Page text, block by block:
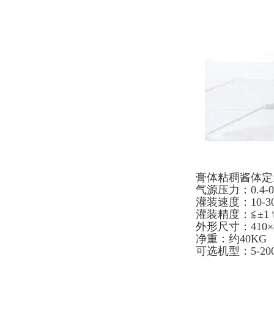
膏体粘稠酱体
气源压力：0.4-
灌装速度：10-
灌装精度：
外形尺寸：
净重：约40KG
可选机型：5-